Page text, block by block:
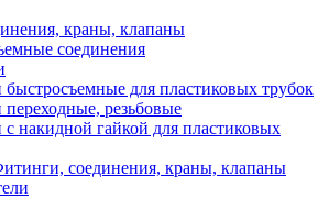
краны, клапаны
соединения
для пластиковых трубок
резьбовые
накидной гайкой для пластиковых
соединения, краны, клапаны